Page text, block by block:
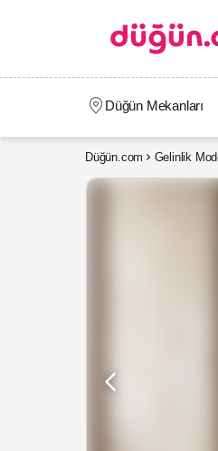
Düğün Mekanları
Düğün.com Gelinlik